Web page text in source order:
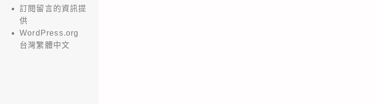
訂閱留言的資訊提
供
WordPress.org
台灣繁體中文